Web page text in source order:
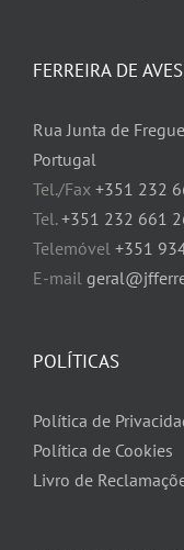
FERREIRA DE AVES
Rua Junta de
Portugal
Tel./Fax +351 232
Tel.+351 232 661
Telemóvel +351
E-mail
POLÍTICAS
Política de
Política de Cookies
Livro de